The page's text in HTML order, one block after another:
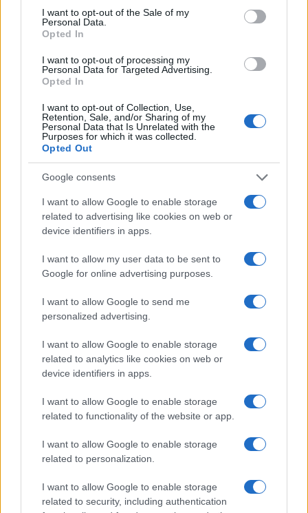
consent section.
I want to opt-out of the Sale of my
Personal Data.
Opted In
I want to opt-out of processing my
Personal Data for Targeted Advertising.
Opted In
I want to opt-out of Collection, Use,
Retention, Sale, and/or Sharing of my
Personal Data that Is Unrelated with the
Purposes for which it was collected.
Opted Out
Google consents
I want to allow Google to enable storage
related to advertising like cookies on web or
device identifiers in apps.
I want to allow my user data to be sent to
Google for online advertising purposes.
I want to allow Google to send me
personalized advertising.
I want to allow Google to enable storage
related to analytics like cookies on web or
device identifiers in apps.
I want to allow Google to enable storage
related to functionality of the website or app.
I want to allow Google to enable storage
related to personalization.
I want to allow Google to enable storage
related to security, including authentication
Francesca Spadaro
Francesca Spadaro ha ricostruito una catena
depositati alla Camera di Commercio; è
analista finanziaria che coordina dossier su
collabora con camerali locali e cura
newsletter economiche territoriali.